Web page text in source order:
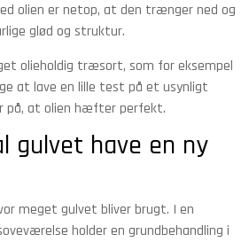
olien er netop, at den trænger ned og
glød og struktur.
olieholdig træsort, som for eksempel
at lave en lille test på et usynligt
på, at olien hæfter perfekt.
gulvet have en ny
meget gulvet bliver brugt. I en
holder en grundbehandling i